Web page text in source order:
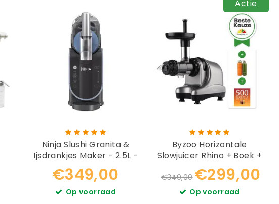
Ninja Slushi Granita &
Ijsdrankjes Maker - 2.5L -
FS301EU
€349,00
Op voorraad
Actie
Byzoo Horizontale
Slowjuicer Rhino + Boek +
Flesjes
€349,00 €299,00
Op voorraad